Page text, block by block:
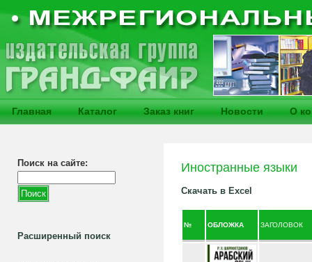
Главная Каталог Заказ книг Новости О
Поиск на сайте:
Расширенный поиск
Иностранные языки
Скачать в Excel
№ ОБЛОЖКА ЗАГОЛОВОК